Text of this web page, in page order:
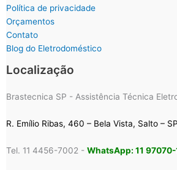
Política de privacidade
Orçamentos
Contato
Blog do Eletrodoméstico
Localização
Brastecnica SP - Assistência Técnica
R. Emílio Ribas, 460 – Bela Vista, Salto –
Tel. 11 4456-7002 - WhatsApp: 11